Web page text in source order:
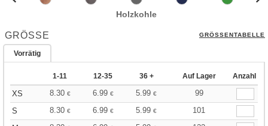
Holzkohle
GRÖSSE GRÖSSENTABELLE
Vorrätig
1-11 12-35 36 + Auf Lager Anzahl
XS 8.30 € 6.99 € 5.99 €
99
S
8.30 € 6.99 € 5.99 €
101